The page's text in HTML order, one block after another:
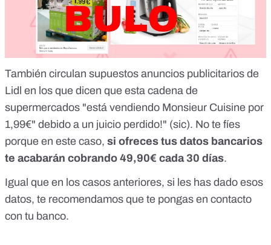
También circulan supuestos anuncios publicitarios de
Lidl en los que dicen que esta cadena de
supermercados "está vendiendo Monsieur Cuisine por
1,99€" debido a un juicio perdido!" (sic). No te fíes
porque en este caso, si ofreces tus datos bancarios
te acabarán cobrando 49,90€ cada 30 días.
Igual que en los casos anteriores, si les has dado esos
datos, te recomendamos que te pongas en contacto
con tu banco.